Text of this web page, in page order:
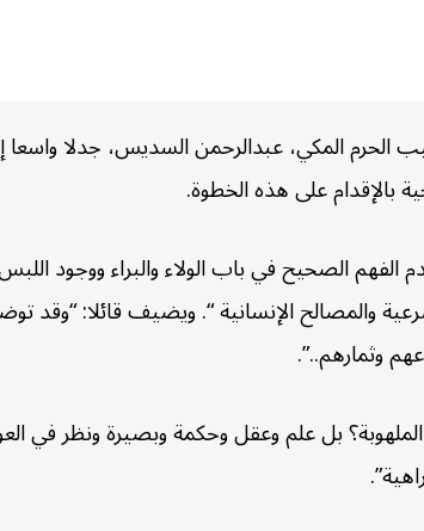
المكي، عبدالرحمن السديس، جدلا واسعا
بالإقدام على هذه الخطوة.
الصحيح في باب الولاء والبراء ووجود
والمصالح الإنسانية “. ويضيف قائلا:
وثمارهم..”.
بل علم وعقل وحكمة وبصيرة ونظر في